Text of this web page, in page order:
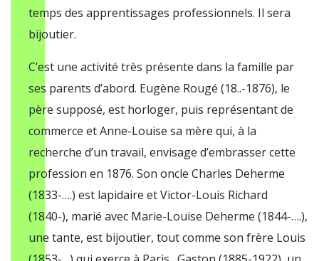
temps des apprentissages professionnels. Il sera
bijoutier.
C’est une activité très présente dans la famille par
ses parents d’abord. Eugène Rougé (18..-1876), le
père supposé, est horloger, puis représentant de
commerce et Anne-Louise sa mère qui, à la
recherche d’un travail, envisage d’embrasser cette
profession en 1876. Son oncle Charles Deherme
(1833-….) est lapidaire et Victor-Louis Richard
(1840-), marié avec Marie-Louise Deherme (1844-….),
une tante, est bijoutier, tout comme son frère Louis